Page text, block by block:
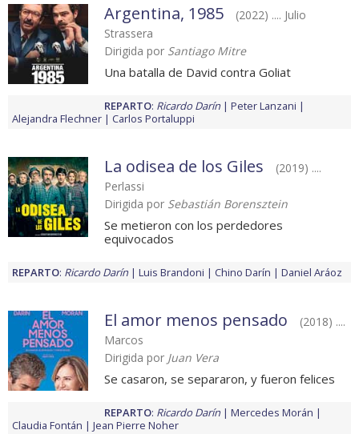
Argentina, 1985
(2022) .... Julio
Strassera
Dirigida por Santiago Mitre
Una batalla de David contra Goliat
REPARTO: Ricardo Darín
Peter Lanzani
Alejandra Flechner
Carlos Portaluppi
La odisea de los Giles
(2019) ....
Perlassi
Dirigida por Sebastián Borensztein
Se metieron con los perdedores
equivocados
REPARTO: Ricardo Darín Luis Brandoni Chino Darín Daniel Aráoz
El amor menos pensado
(2018) ....
Marcos
Dirigida por Juan Vera
Se casaron, se separaron, y fueron felices
REPARTO: Ricardo Darín
Mercedes Morán
Claudia Fontán
Jean Pierre Noher